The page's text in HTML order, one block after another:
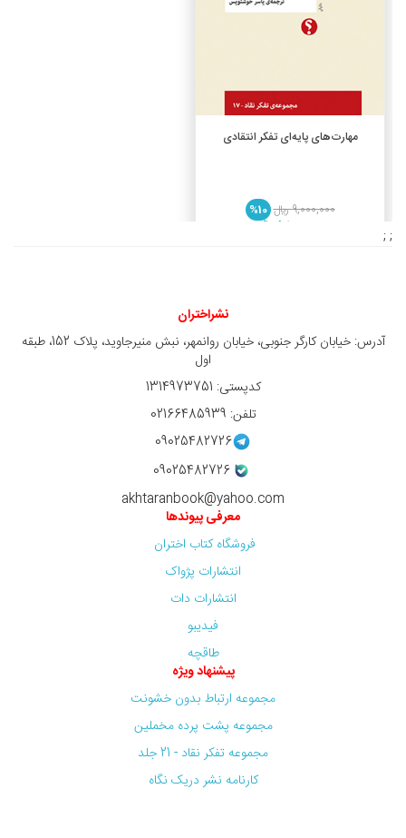
افزودن به سبد خرید
مهارت‌های پایه‌ای تفکر انتقادی
9,000,000 ريال
%10
8,100,000 ريال
; ;
نشراختران
آدرس: خیابان کارگر جنوبی، خیابان روانمهر، نبش منیرجاوید، پلاک 152، طبقه
اول
کدپستی: 1314973751
تلفن: 02166485939
09025482726
09025482726
akhtaranbook@yahoo.com
معرفی پیوندها
فروشگاه کتاب اختران
انتشارات پژواک
انتشارات دات
فیدیبو
طاقچه
پیشنهاد ویژه
مجموعه ارتباط بدون خشونت
مجموعه پشت پرده مخملین
مجموعه تفکر نقاد - 21 جلد
کارنامه نشر دریک نگاه